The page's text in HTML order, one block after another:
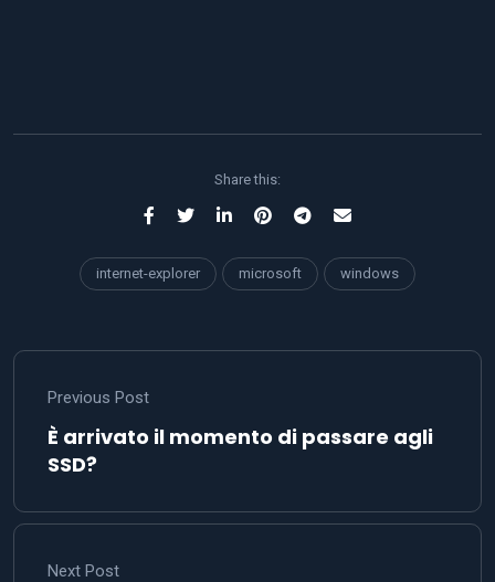
Share this:
internet-explorer microsoft windows
Previous Post
È arrivato il momento di passare agli
SSD?
Next Post